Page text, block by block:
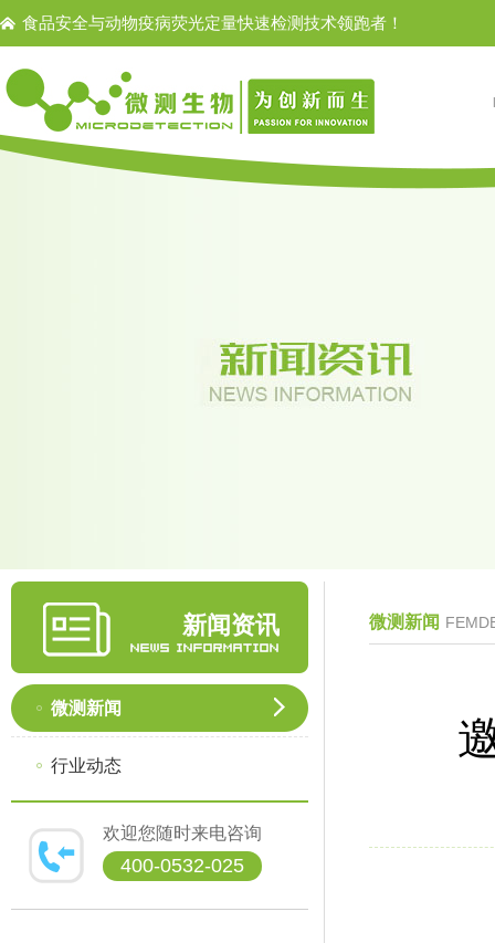
食品安全与动物疫病荧光定量快速检测技术领跑者！
新闻资讯
微测新闻
行业动态
欢迎您随时来电咨询
400-0532-025
微测新闻